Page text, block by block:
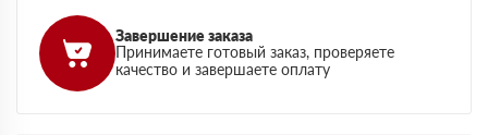
Завершение заказа
Принимаете готовый заказ, проверяете
качество и завершаете оплату